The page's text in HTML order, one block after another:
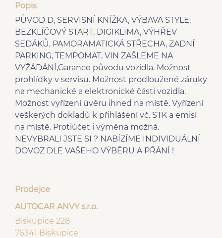
vyhřívaná zrcátka
LED denní svícení
deaktivace airbagu
spolujezdce
zadní stěrač
senzor tlaku v
pneumatikách
panoramatická střecha
bluetooth
centrál dálkový
senzor světel
mlhovky
startování tlačítkem
5 rychlostních stupňů
USB
6x airbag
AUX
Parkovací senzory zadní
pohon 4x2
Popis
PŮVOD D, SERVISNÍ KNÍŽKA, VÝBAVA STYLE,
BEZKLÍČOVÝ START, DIGIKLIMA, VÝHŘEV
SEDÁKŮ, PAMORAMATICKÁ STŘECHA, ZADNÍ
PARKING, TEMPOMAT, VIN ZAŠLEME NA
VYŽÁDÁNÍ,Garance původu vozidla. Možnost
prohlídky v servisu. Možnost prodloužené záruky
na mechanické a elektronické části vozidla.
Možnost vyřízení úvěru ihned na místě. Vyřízení
veškerých dokladů k přihlášení vč. STK a emisí
na místě. Protiúčet i výměna možná.
NEVYBRALI JSTE SI ? NABÍZÍME INDIVIDUÁLNÍ
DOVOZ DLE VAŠEHO VÝBĚRU A PŘÁNÍ !
Prodejce
AUTOCAR ANVY s.r.o.
Biskupice 228
76341 Biskupice